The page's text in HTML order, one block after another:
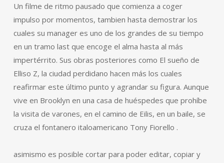
Un filme de ritmo pausado que comienza a coger
impulso por momentos, tambien hasta demostrar los
cuales su manager es uno de los grandes de su tiempo
en un tramo last que encoge el alma hasta al más
impertérrito. Sus obras posteriores como El sueño de
Elliso Z, la ciudad perdidano hacen más los cuales
reafirmar este último punto y agrandar su figura. Aunque
vive en Brooklyn en una casa de huéspedes que prohíbe
la visita de varones, en el camino de Eilis, en un baile, se
cruza el fontanero italoamericano Tony Fiorello .
asimismo es posible cortar para poder editar, copiar y